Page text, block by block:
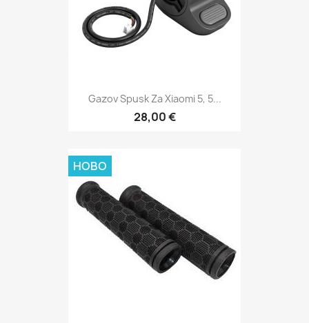
Gazov Spusk Za Xiaomi 5, 5...
28,00 €
НОВО